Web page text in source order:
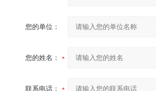
您的单位：
您的姓名：
联系电话：